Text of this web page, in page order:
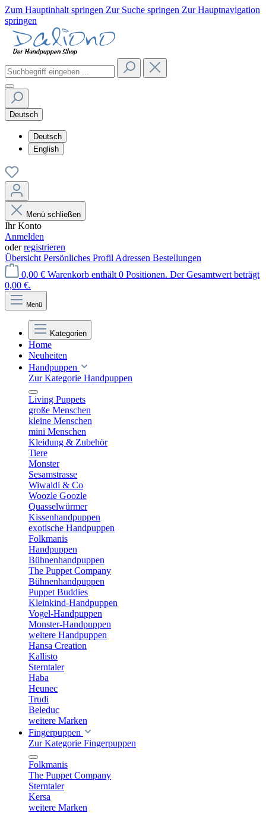
Zum Hauptinhalt springen Zur Suche springen Zur Hauptnavigation
springen
Deutsch
Deutsch
English
Menü schließen
Ihr Konto
Anmelden
oderregistrieren
Übersicht Persönliches Profil Adressen Bestellungen
0,00 € Warenkorb enthält 0 Positionen. Der Gesamtwert beträgt
0,00 €.
Menü
Kategorien
Home
Neuheiten
Handpuppen
Zur Kategorie Handpuppen
Living Puppets
große Menschen
kleine Menschen
mini Menschen
Kleidung & Zubehör
Tiere
Monster
Sesamstrasse
Wiwaldi & Co
Woozle Goozle
Quasselwürmer
Kissenhandpuppen
exotische Handpuppen
Folkmanis
Handpuppen
Bühnenhandpuppen
The Puppet Company
Bühnenhandpuppen
Puppet Buddies
Kleinkind-Handpuppen
Vogel-Handpuppen
Monster-Handpuppen
weitere Handpuppen
Hansa Creation
Kallisto
Sterntaler
Haba
Heunec
Trudi
Beleduc
weitere Marken
Fingerpuppen
Zur Kategorie Fingerpuppen
Folkmanis
The Puppet Company
Sterntaler
Kersa
weitere Marken